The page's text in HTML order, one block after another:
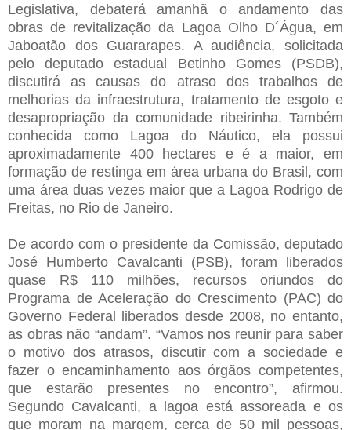
Legislativa, debaterá amanhã o andamento das
obras de revitalização da Lagoa Olho D´Água, em
Jaboatão dos Guararapes. A audiência, solicitada
pelo deputado estadual Betinho Gomes (PSDB),
discutirá as causas do atraso dos trabalhos de
melhorias da infraestrutura, tratamento de esgoto e
desapropriação da comunidade ribeirinha. Também
conhecida como Lagoa do Náutico, ela possui
aproximadamente 400 hectares e é a maior, em
formação de restinga em área urbana do Brasil, com
uma área duas vezes maior que a Lagoa Rodrigo de
Freitas, no Rio de Janeiro.
De acordo com o presidente da Comissão, deputado
José Humberto Cavalcanti (PSB), foram liberados
quase R$ 110 milhões, recursos oriundos do
Programa de Aceleração do Crescimento (PAC) do
Governo Federal liberados desde 2008, no entanto,
as obras não “andam”. “Vamos nos reunir para saber
o motivo dos atrasos, discutir com a sociedade e
fazer o encaminhamento aos órgãos competentes,
que estarão presentes no encontro”, afirmou.
Segundo Cavalcanti, a lagoa está assoreada e os
que moram na margem, cerca de 50 mil pessoas,